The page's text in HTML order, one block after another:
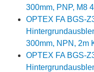
300mm, PNP, M8
OPTEX FA BGS-
300mm, NPN, 2m
OPTEX FA BGS-